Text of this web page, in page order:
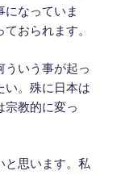
になっていま
おられます。
いう事が起っ
い。殊に日本は
教的に変っ
思います。私